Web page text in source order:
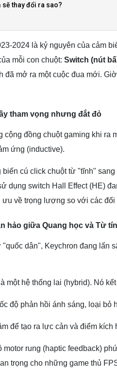
sẽ thay đổi ra sao?
2024 là kỷ nguyên của cảm
mỗi con chuột: Switch (nút
đã mở ra một cuộc đua mới.
tham vọng nhưng đắt đỏ
cộng đồng chuột gaming khi
ứng (inductive).
cú click chuột từ "tĩnh"
dụng switch Hall Effect (HE)
về trọng lượng so với các
hảo giữa Quang học và Từ
dân", Keychron đang lấn
một hệ thống lai (hybrid). Nó
độ phản hồi ánh sáng, loại bỏ
để tạo ra lực cản và điểm kích
motor rung (haptic feedback)
trọng cho những game thủ